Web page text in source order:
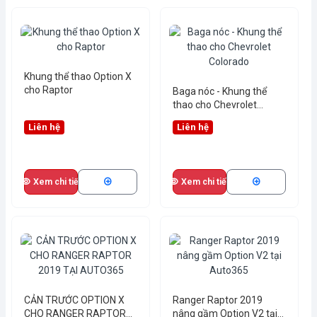
Khung thể thao Option X
cho Raptor
Liên hệ
Xem chi tiết
Baga nóc - Khung thể
thao cho Chevrolet
Colorado
Liên hệ
Xem chi tiết
CẢN TRƯỚC OPTION X
CHO RANGER RAPTOR
Ranger Raptor 2019
nâng gầm Option V2 tại